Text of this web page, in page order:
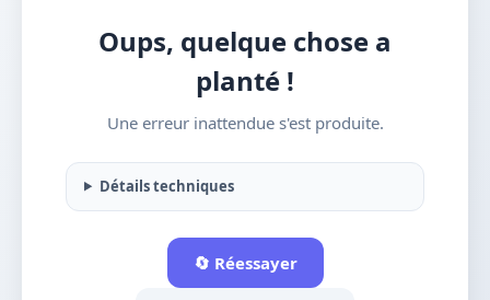
Oups, quelque chose a
planté !
Une erreur inattendue s'est produite.
Détails techniques
🔄 Réessayer